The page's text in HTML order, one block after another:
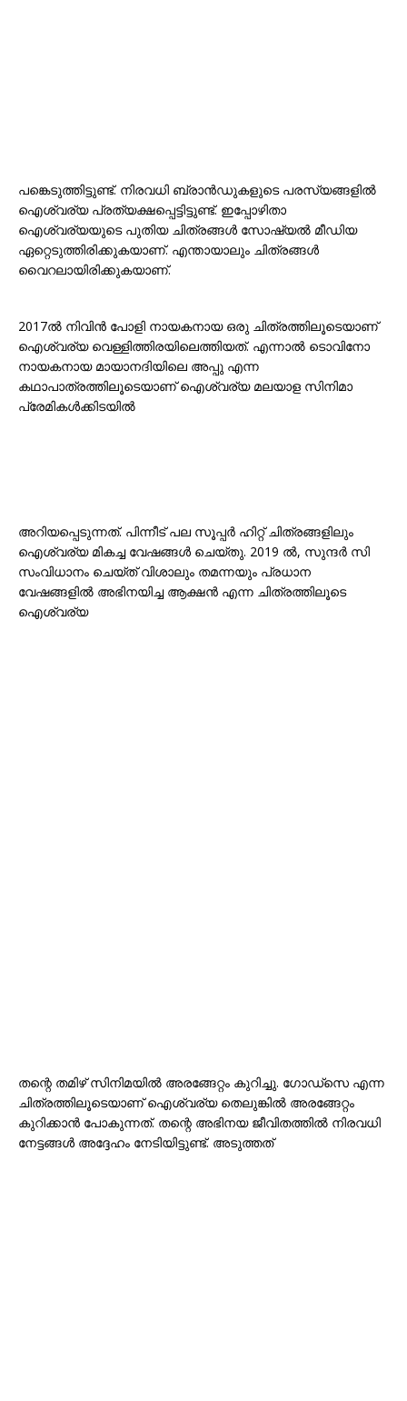
പങ്കെടുത്തിട്ടുണ്ട്. നിരവധി ബ്രാൻഡുകളുടെ പരസ്യങ്ങളിൽ
ഐശ്വര്യ പ്രത്യക്ഷപ്പെട്ടിട്ടുണ്ട്. ഇപ്പോഴിതാ
ഐശ്വര്യയുടെ പുതിയ ചിത്രങ്ങൾ സോഷ്യൽ മീഡിയ
ഏറ്റെടുത്തിരിക്കുകയാണ്. എന്തായാലും ചിത്രങ്ങൾ
വൈറലായിരിക്കുകയാണ്.
2017ൽ നിവിൻ പോളി നായകനായ ഒരു ചിത്രത്തിലൂടെയാണ്
ഐശ്വര്യ വെള്ളിത്തിരയിലെത്തിയത്. എന്നാൽ ടൊവിനോ
നായകനായ മായാനദിയിലെ അപ്പു എന്ന
കഥാപാത്രത്തിലൂടെയാണ് ഐശ്വര്യ മലയാള സിനിമാ
പ്രേമികൾക്കിടയിൽ
അറിയപ്പെടുന്നത്. പിന്നീട് പല സൂപ്പർ ഹിറ്റ് ചിത്രങ്ങളിലും
ഐശ്വര്യ മികച്ച വേഷങ്ങൾ ചെയ്തു. 2019 ൽ, സുന്ദർ സി
സംവിധാനം ചെയ്ത് വിശാലും തമന്നയും പ്രധാന
വേഷങ്ങളിൽ അഭിനയിച്ച ആക്ഷൻ എന്ന ചിത്രത്തിലൂടെ
ഐശ്വര്യ
തന്റെ തമിഴ് സിനിമയിൽ അരങ്ങേറ്റം കുറിച്ചു. ഗോഡ്‌സെ എന്ന
ചിത്രത്തിലൂടെയാണ് ഐശ്വര്യ തെലുങ്കിൽ അരങ്ങേറ്റം
കുറിക്കാൻ പോകുന്നത്. തന്റെ അഭിനയ ജീവിതത്തിൽ നിരവധി
നേട്ടങ്ങൾ അദ്ദേഹം നേടിയിട്ടുണ്ട്. അടുത്തത്